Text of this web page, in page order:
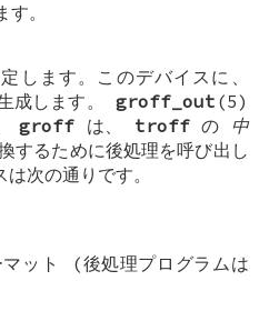
。
します。このデバイスに、
成します。 groff_out (5)
groff は、 troffの
中
するために後処理を呼び出し
次の通りです。
ット (後処理プログラムは